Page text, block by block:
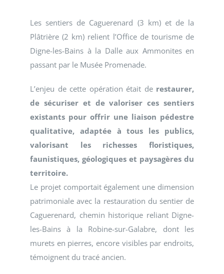
Les sentiers de Caguerenard (3 km) et de la
Plâtrière (2 km) relient l’Office de tourisme de
Digne-les-Bains à la Dalle aux Ammonites en
passant par le Musée Promenade.
L’enjeu de cette opération était de restaurer,
de sécuriser et de valoriser ces sentiers
existants pour offrir une liaison pédestre
qualitative, adaptée à tous les publics,
valorisant les richesses floristiques,
faunistiques, géologiques et paysagères du
territoire.
Le projet comportait également une dimension
patrimoniale avec la restauration du sentier de
Caguerenard, chemin historique reliant Digne-
les-Bains à la Robine-sur-Galabre, dont les
murets en pierres, encore visibles par endroits,
témoignent du tracé ancien.